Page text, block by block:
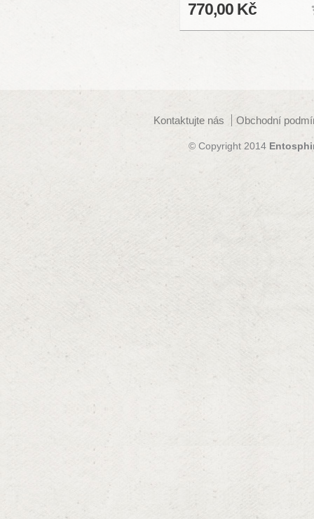
770,00 Kč
Kontaktujte nás Obchodní
© Copyright 2014